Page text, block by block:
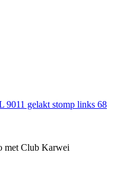
gelakt stomp links 68
met Club Karwei